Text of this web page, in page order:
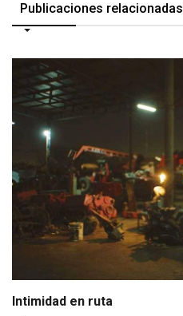
Publicaciones relacionadas
Intimidad en ruta